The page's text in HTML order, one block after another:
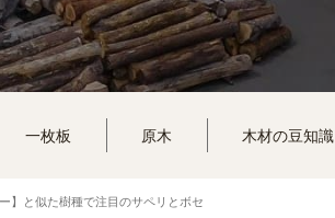
一枚板 原木 木材の豆知識
】と似た樹種で注目のサペリとボセ